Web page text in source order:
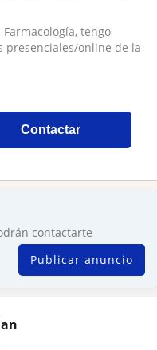
tengo
presenciales/online de la
Contactar
contactarte
Publicar anuncio